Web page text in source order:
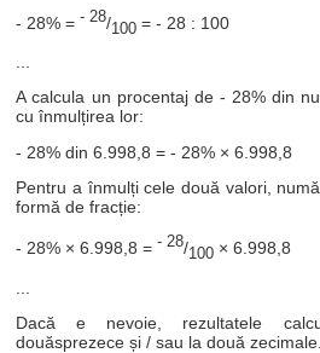
- 28% =- 28/100 = - 28 : 100
...
A calcula un procentaj de - 28% din
cu înmulțirea lor:
- 28% din 6.998,8 = - 28% × 6.998,8
Pentru a înmulți cele două valori,
formă de fracție:
- 28% × 6.998,8 =- 28/100 × 6.998,8
Dacă e nevoie, rezultatele
douăsprezece și / sau la două zecimale.